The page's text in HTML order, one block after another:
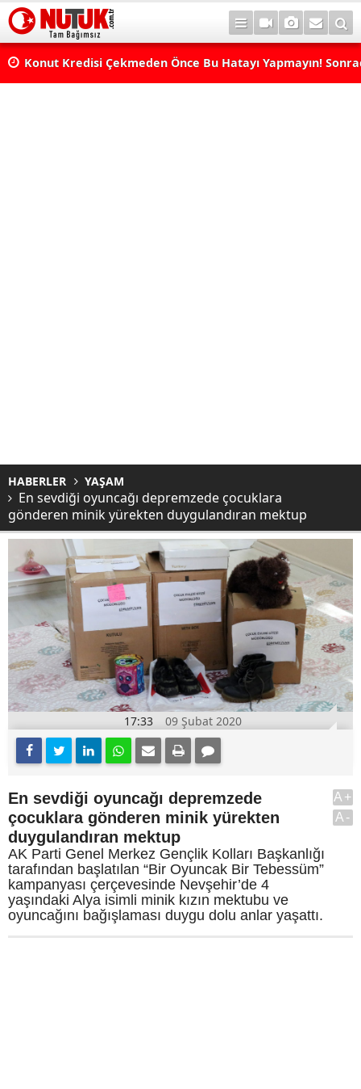
Konut Kredisi Çekmeden Önce Bu Hatayı Yapmayın!
HABERLER YAŞAM
En sevdiği oyuncağı depremzede çocuklara
gönderen minik yürekten duygulandıran mektup
17:33 09 Şubat 2020
En sevdiği oyuncağı depremzede
çocuklara gönderen minik yürekten
duygulandıran mektup
AK Parti Genel Merkez Gençlik Kolları Başkanlığı
tarafından başlatılan “Bir Oyuncak Bir Tebessüm”
kampanyası çerçevesinde Nevşehir’de 4
yaşındaki Alya isimli minik kızın mektubu ve
oyuncağını bağışlaması duygu dolu anlar yaşattı.
A+
A-